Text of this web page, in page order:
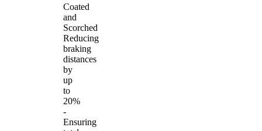
Coated
and
Scorched
Reducing
braking
distances
by
up
to
20%
-
Ensuring